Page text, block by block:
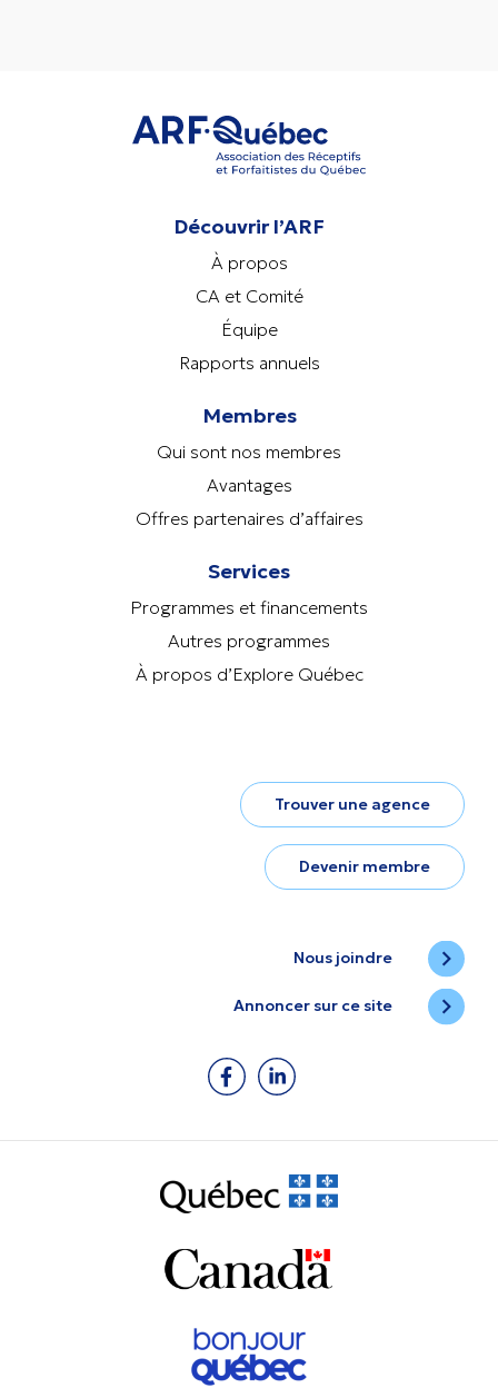
Découvrir l’ARF
À propos
CA et Comité
Équipe
Rapports annuels
Membres
Qui sont nos membres
Avantages
Offres partenaires d’affaires
Services
Programmes et financements
Autres programmes
À propos d’Explore Québec
Trouver une agence
Devenir membre
Nous joindre
Annoncer sur ce site